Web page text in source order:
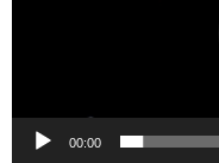
00:00